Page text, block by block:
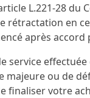
L.221-28 du
rétractation en
après
service
majeure ou de
finaliser votre